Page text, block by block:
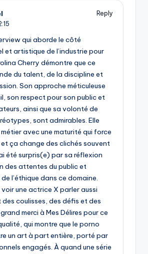
Reply
qui aborde le côté
et artistique de l’industrie pour
Cherry démontre que ce
du talent, de la discipline et
Son approche méticuleuse
son respect pour son public et
ainsi que sa volonté de
sont admirables. Elle
avec une maturité qui force
et ça change des clichés souvent
été surpris(e) par sa réflexion
des attentes du public et
l’éthique dans ce domaine.
voir une actrice X parler aussi
coulisses, des défis et des
merci à Mes Délires pour ce
qui montre que le porno
un art à part entière, porté par
engagés. À quand une série